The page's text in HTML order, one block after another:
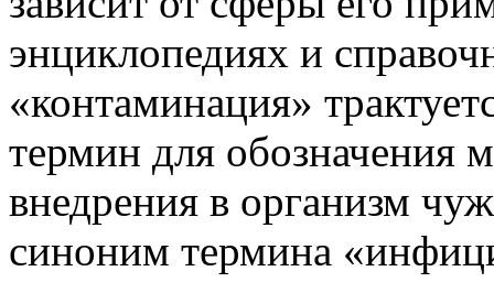
энциклопедиях и
«контаминация»
термин для обозначения
внедрения в организм
синоним термина